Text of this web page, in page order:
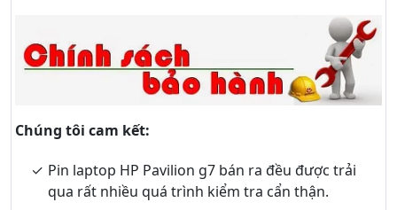
Chúng tôi cam kết:
Pin laptop HP Pavilion g7 bán ra đều được trải
qua rất nhiều quá trình kiểm tra cẩn thận.